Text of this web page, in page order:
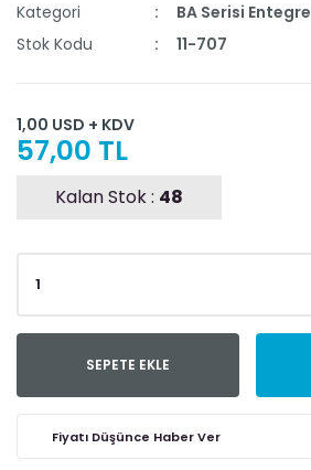
Kategori
BA Serisi Entegre
Stok Kodu
11-707
1,00 USD + KDV
57,00 TL
Kalan Stok : 48
SEPETE EKLE
Fiyatı Düşünce Haber Ver